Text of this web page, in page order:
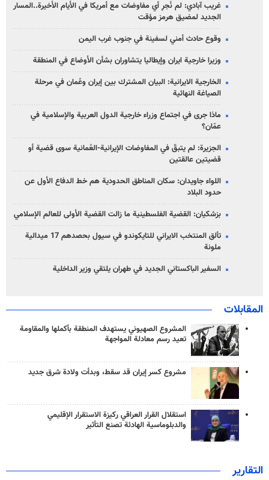
غريب آبادي: لم نُجرِ أي مفاوضات مع أمريكا في الأيام الأخيرة..المسار
الجديد لمضيق هرمز مؤقت
وقوع حادث أمني لسفينة في جنوب غرب اليمن
وزيرا خارجية ايران وإيطاليا يتشاوران بشأن الأوضاع في المنطقة
الخارجية الايرانية: البيان المشترك بين إيران وعُمان في مرحلة
الصياغة النهائية
ماذا جرى في اجتماع وزراء خارجية الدول العربية والإسلامية في
عمّان؟
الجزيرة: لم يتبقّ في المفاوضات الإيرانية-العُمانية سوى قضية أو
قضيتين عالقتين
اللواء جاويدان: سكان المناطق الحدودية هم خط الدفاع الأول عن
حدود البلاد
بزشكيان: القضية الفلسطينية ما زالت القضية الأولى للعالم الإسلامي
تألق المنتخب الايراني للتايكوندو في سيول بحصدهم 17 ميدالية
ملونة
السفير الباكستاني الجديد في طهران يلتقي وزير الداخلية
المقابلات
المشروع الصهيوني يستهدف المنطقة بأكملها والمقاومة
تعيد رسم معادلة المواجهة
مشروع كسر إيران قد سقط، وبدأت ولادة شرق جديد
استقلال القرار العراقي ركيزة الاستقرار الإقليمي
والدبلوماسية الهادئة تصنع التأثير
التقارير